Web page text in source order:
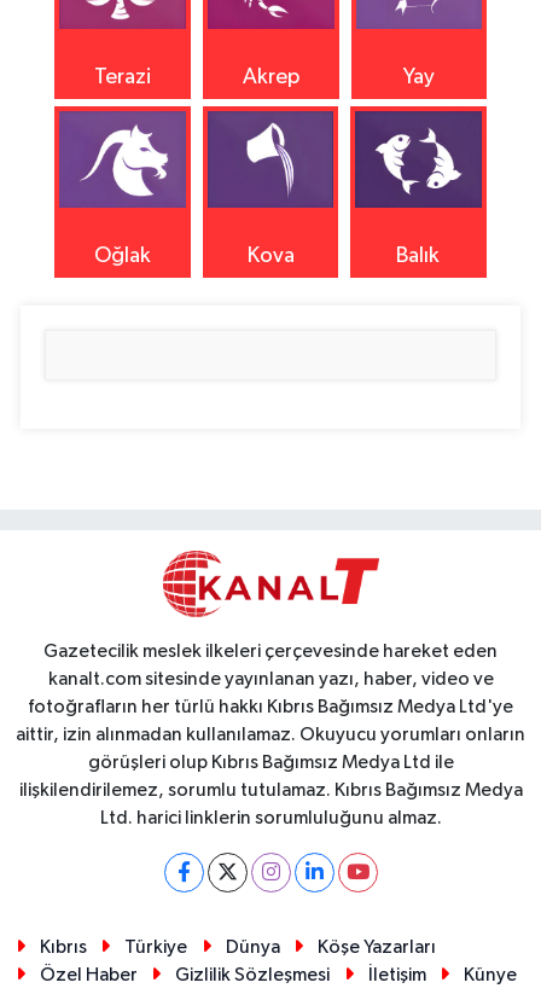
Terazi Akrep Yay
Oğlak Kova Balık
Gazetecilik meslek ilkeleri çerçevesinde hareket eden
kanalt.com sitesinde yayınlanan yazı, haber, video ve
fotoğrafların her türlü hakkı Kıbrıs Bağımsız Medya Ltd'ye
aittir, izin alınmadan kullanılamaz. Okuyucu yorumları onların
görüşleri olup Kıbrıs Bağımsız Medya Ltd ile
ilişkilendirilemez, sorumlu tutulamaz. Kıbrıs Bağımsız Medya
Ltd. harici linklerin sorumluluğunu almaz.
Kıbrıs Türkiye Dünya
Köşe Yazarları
Özel Haber
Gizlilik Sözleşmesi İletişim Künye